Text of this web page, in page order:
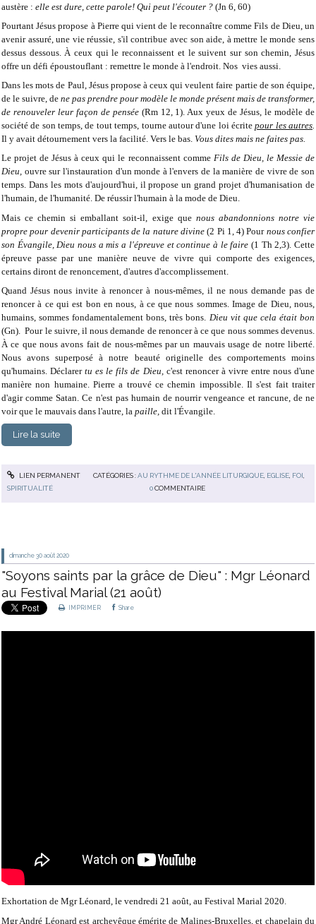
austère : elle est dure, cette parole! Qui peut l'écouter ? (Jn 6, 60)
Pourtant Jésus propose à Pierre qui vient de le reconnaître comme Fils de Dieu, un
avenir assuré, une vie réussie, s'il contribue avec son aide, à mettre le monde sens
dessus dessous. À ceux qui le reconnaissent et le suivent sur son chemin, Jésus
offre un défi époustouflant : remettre le monde à l'endroit. Nos vies aussi.
Dans les mots de Paul, Jésus propose à ceux qui veulent faire partie de son équipe,
de le suivre, de ne pas prendre pour modèle le monde présent mais de transformer,
de renouveler leur façon de pensée (Rm 12, 1). Aux yeux de Jésus, le modèle de
société de son temps, de tout temps, tourne autour d'une loi écritepour les autres.
Il y avait détournement vers la facilité. Vers le bas. Vous dites mais ne faites pas.
Le projet de Jésus à ceux qui le reconnaissent comme Fils de Dieu, le Messie de
Dieu, ouvre sur l'instauration d'un monde à l'envers de la manière de vivre de son
temps. Dans les mots d'aujourd'hui, il propose un grand projet d'humanisation de
l'humain, de l'humanité. De réussir l'humain à la mode de Dieu.
Mais ce chemin si emballant soit-il, exige que nous abandonnions notre vie
propre pour devenir participants de la nature divine (2 Pi 1, 4) Pour nous confier
son Évangile, Dieu nous a mis a l'épreuve et continue à le faire (1 Th 2,3). Cette
épreuve passe par une manière neuve de vivre qui comporte des exigences,
certains diront de renoncement, d'autres d'accomplissement.
Quand Jésus nous invite à renoncer à nous-mêmes, il ne nous demande pas de
renoncer à ce qui est bon en nous, à ce que nous sommes. Image de Dieu, nous,
humains, sommes fondamentalement bons, très bons. Dieu vit que cela était bon
(Gn). Pour le suivre, il nous demande de renoncer à ce que nous sommes devenus.
À ce que nous avons fait de nous-mêmes par un mauvais usage de notre liberté.
Nous avons superposé à notre beauté originelle des comportements moins
qu'humains. Déclarertu es le fils de Dieu, c'est renoncer à vivre entre nous d'une
manière non humaine. Pierre a trouvé ce chemin impossible. Il s'est fait traiter
d'agir comme Satan. Ce n'est pas humain de nourrir vengeance et rancune, de ne
voir que le mauvais dans l'autre, la paille, dit l'Évangile.
Lire la suite
LIEN PERMANENT CATÉGORIES :AU RYTHME DE L'ANNÉE LITURGIQUE, EGLISE, FOI
SPIRITUALITÉ
0 COMMENTAIRE
dimanche 30 août 2020
"Soyons saints par la grâce de Dieu" : Mgr Léonard
au Festival Marial (21 août)
IMPRIMER Share
Exhortation de Mgr Léonard, le vendredi 21 août, au Festival Marial 2020.
Mgr André Léonard est archevêque émérite de Malines-Bruxelles, et chapelain du